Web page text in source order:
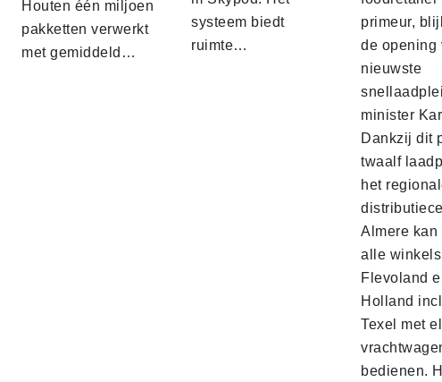
Houten één miljoen
pakketten verwerkt
met gemiddeld…
systeem biedt
ruimte…
primeur,
de opening
nieuwste
minister
Dankzij dit
twaalf
het
Almere
alle
Flevoland
Holland
Texel met
bedienen.